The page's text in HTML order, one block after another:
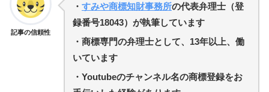
記事の信頼性
・ すみや商標知財事務所の代表弁理士（登
録番号18043）が執筆しています
・商標専門の弁理士として、13年以上、働
いています
・Youtubeのチャンネル名の商標登録をお